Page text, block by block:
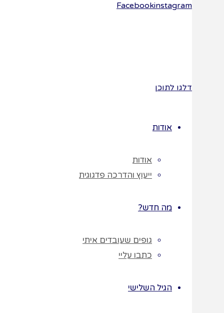
Facebookinstagram
דלגו לתוכן
ייעוץ והדרכה פדגוגית
מה חדש?
גופים שעובדים איתי
כתבו עליי
הגיל השלישי
טופס
(חובה)
האימייל שלך
הטלפון שלך
* מילוי כתובת
הדוא"ל שלכם
ומידע מתמר בר